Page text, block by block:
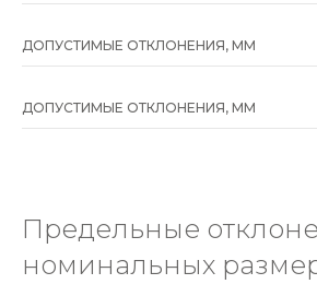
ДОПУСТИМЫЕ ОТКЛОНЕНИЯ, ММ
ДОПУСТИМЫЕ ОТКЛОНЕНИЯ, ММ
Предельные
номинальных